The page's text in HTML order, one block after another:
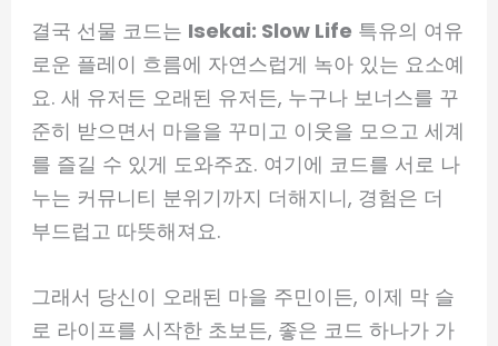
결국 선물 코드는 Isekai: Slow Life 특유의 여유
로운 플레이 흐름에 자연스럽게 녹아 있는 요소예
요. 새 유저든 오래된 유저든, 누구나 보너스를 꾸
준히 받으면서 마을을 꾸미고 이웃을 모으고 세계
를 즐길 수 있게 도와주죠. 여기에 코드를 서로 나
누는 커뮤니티 분위기까지 더해지니, 경험은 더
부드럽고 따뜻해져요.
그래서 당신이 오래된 마을 주민이든, 이제 막 슬
로 라이프를 시작한 초보든, 좋은 코드 하나가 가